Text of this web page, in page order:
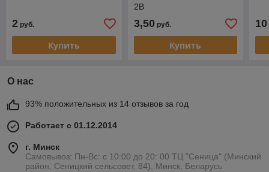
2 руб.
Купить
2B
3,50руб.
Купить
10
О нас
93% положительных из 14 отзывов за год
Работает с 01.12.2014
г. Минск
Самовывоз: Пн-Вс: с 10:00 до 20: 00 ТЦ "Сеница" (Минский
район, Сеницкий сельсовет, 84), Минск, Беларусь